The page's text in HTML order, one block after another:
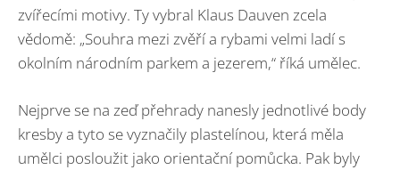
zvířecími motivy. Ty vybral Klaus Dauven zcela
vědomě: „Souhra mezi zvěří a rybami velmi ladí s
okolním národním parkem a jezerem,“ říká umělec.
Nejprve se na zeď přehrady nanesly jednotlivé body
kresby a tyto se vyznačily plastelínou, která měla
umělci posloužit jako orientační pomůcka. Pak byly